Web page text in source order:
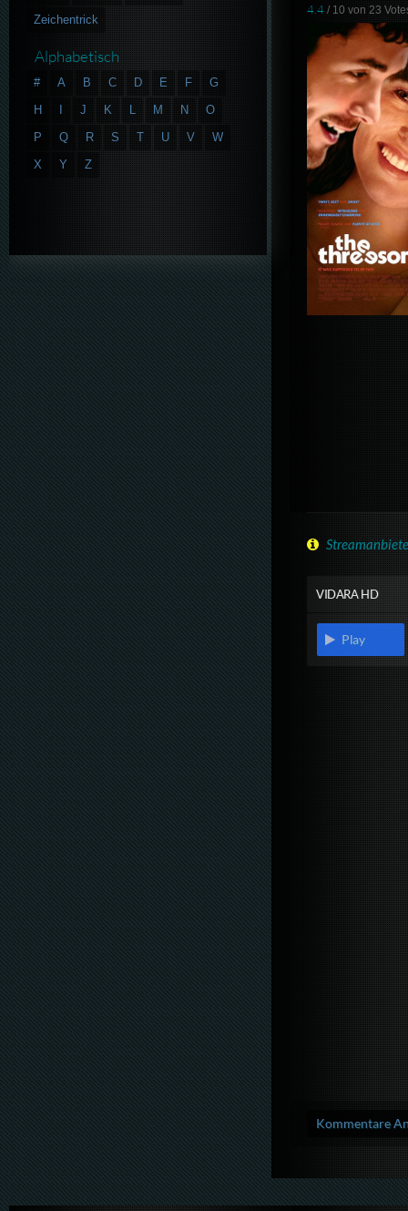
4.4 / 10 von23
VIDARA HD
Play
Kommentare
Zeichentrick
Alphabetisch
# A B C D E F
G
H
J K L M N
O
P
Q R S T U V
W
X
Y Z